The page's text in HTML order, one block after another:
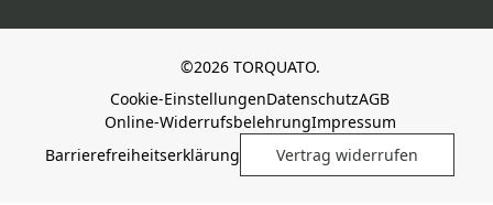
©2026 TORQUATO.
Cookie-EinstellungenDatenschutzAGB
Online-WiderrufsbelehrungImpressum
Barrierefreiheitserklärung
Vertrag widerrufen